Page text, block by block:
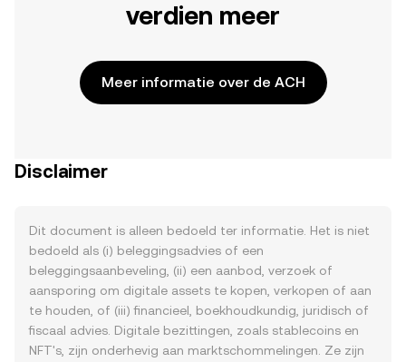
verdien meer
Meer informatie over de ACH
Disclaimer
Dit document is alleen bedoeld ter informatie. Het is niet
bedoeld als (i) beleggingsadvies of een
beleggingsaanbeveling, (ii) een aanbod, verzoek of
aansporing om digitale assets te kopen, verkopen of aan
te houden, of (iii) financieel, boekhoudkundig, juridisch of
fiscaal advies. Digitale bezittingen, zoals stablecoins en
NFT's, zijn onderhevig aan marktschommelingen. Ze zijn